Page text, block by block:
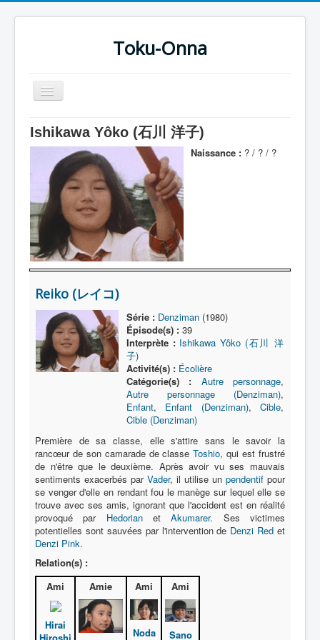
Toku-Onna
Basculer
la
Accueil
Toku-Actrices
Toku-Critiques
Séries
Films
COSAA
Dessins
Artiste Asperger
Lexique
Série
Acteur
Transformation
Équipement
Mecha
Objet
Lieu
Épisode
Référence
Fanservice
Ishikawa Yôko (石川 洋子)
Naissance : ? / ? / ?
Reiko (レイコ)
Série : Denziman(1980)
Épisode(s) :39
Interprète : Ishikawa Yôko (石川 洋
子)
Activité(s) : Écolière
Catégorie(s) :
Autre personnage,
Autre personnage (Denziman),
Enfant, Enfant (Denziman),Cible,
Cible (Denziman)
Première de sa classe, elle s'attire sans le savoir la
rancœur de son camarade de classeToshio, qui est frustré
de n'être que le deuxième. Après avoir vu ses mauvais
sentiments exacerbés par Vader, il utilise un pendentif pour
se venger d'elle en rendant fou le manège sur lequel elle se
trouve avec ses amis, ignorant que l'accident est en réalité
provoqué par HedorianetAkumarer. Ses victimes
potentielles sont sauvées par l'intervention de Denzi Red et
Denzi Pink.
Relation(s) :
Ami
Hirai
Amie Ami
Noda
Ami
Sano